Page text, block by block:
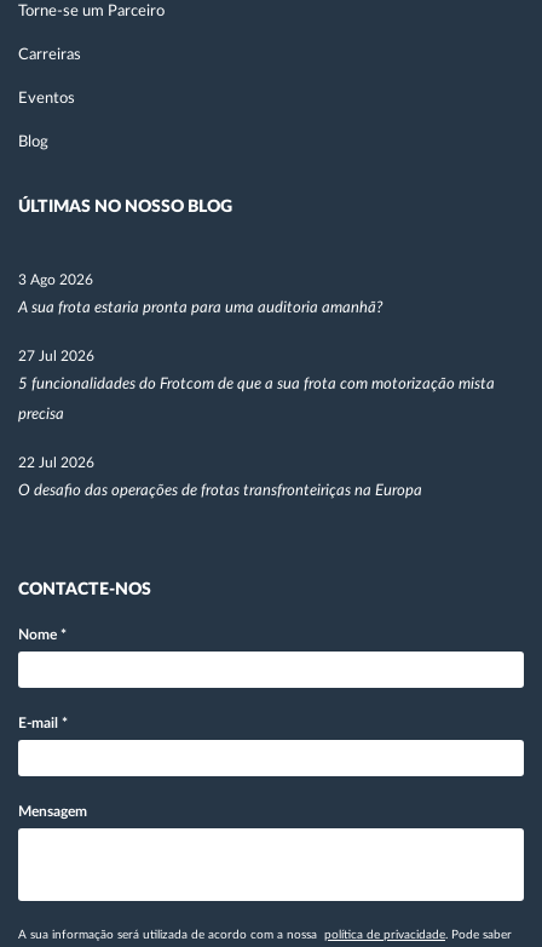
Torne-se um Parceiro
Carreiras
Eventos
Blog
ÚLTIMAS NO NOSSO BLOG
3 Ago 2026
A sua frota estaria pronta para uma auditoria amanhã?
27 Jul 2026
5 funcionalidades do Frotcom de que a sua frota com motorização mista
precisa
22 Jul 2026
O desafio das operações de frotas transfronteiriças na Europa
CONTACTE-NOS
Nome *
E-mail *
Mensagem
A sua informação será utilizada de acordo com a nossa política de privacidade. Pode saber